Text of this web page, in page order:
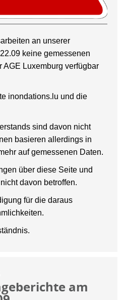
an unserer
keine gemessenen
AGE Luxemburg verfügbar
inondations.lu und die
sind davon nicht
basieren allerdings in
auf gemessenen Daten.
über diese Seite und
davon betroffen.
für die daraus
am